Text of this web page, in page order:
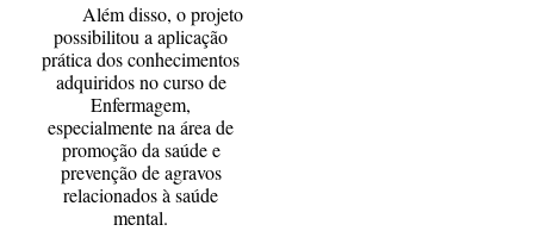
Além disso, o projeto
possibilitou a aplicação
prática dos conhecimentos
adquiridos no curso de
Enfermagem,
especialmente na área de
promoção da saúde e
prevenção de agravos
relacionados à saúde
mental.